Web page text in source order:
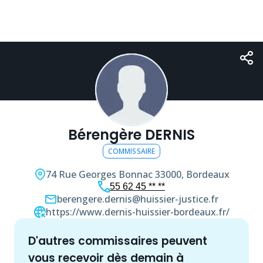
Bérengère DERNIS
COMMISSAIRE
74 Rue Georges Bonnac 33000, Bordeaux
55 62 45 ** **
berengere.dernis@huissier-justice.fr
https://www.dernis-huissier-bordeaux.fr/
d'autres commissaires peuvent
vous recevoir dès demain à